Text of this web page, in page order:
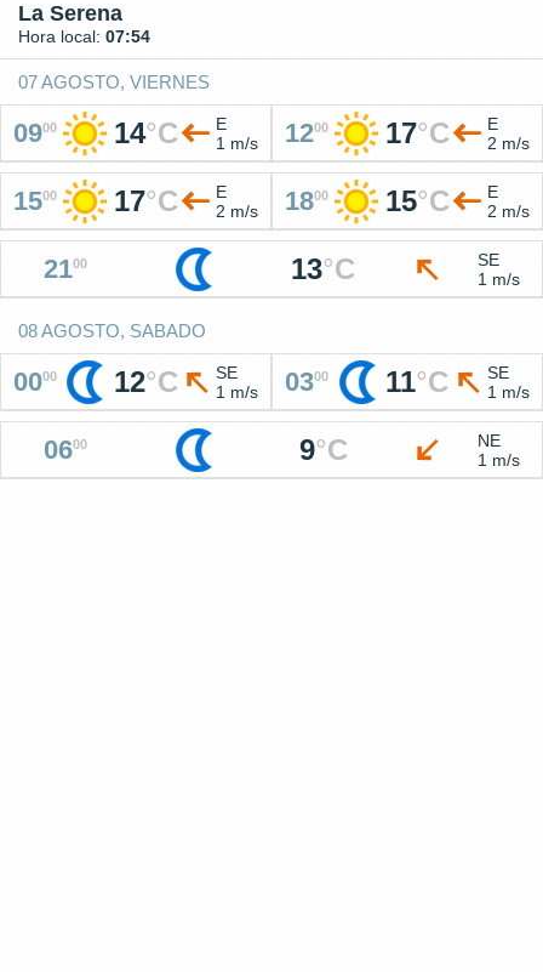
La Serena
Hora local: 07:54
07 AGOSTO, VIERNES
0900 14°C
E
1 m/s
1200 17°C
E
2 m/s
1500 17°C
E
2 m/s
1800 15°C
E
2 m/s
2100 13°C
SE
1 m/s
08 AGOSTO, SABADO
0000 12°C
SE
1 m/s
0300 11°C
SE
1 m/s
0600 9°C
NE
1 m/s